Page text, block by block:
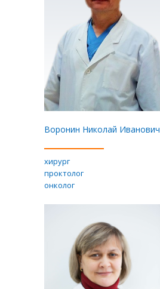
Воронин Николай Иванович
хирург
проктолог
онколог